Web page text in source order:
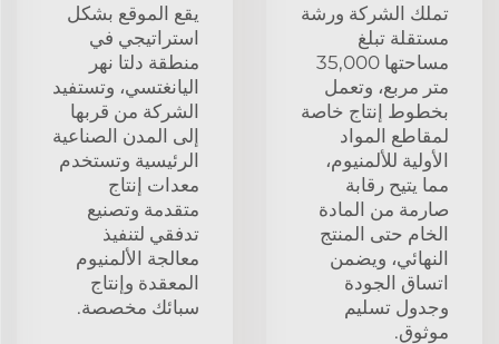
تملك الشركة ورشة
مستقلة تبلغ
مساحتها 35,000
متر مربع، وتعمل
بخطوط إنتاج خاصة
لمقاطع المواد
الأولية للألمنيوم،
مما يتيح رقابة
صارمة من المادة
الخام حتى المنتج
النهائي، ويضمن
اتساق الجودة
وجدول تسليم
موثوق.
يقع الموقع بشكل
استراتيجي في
منطقة دلتا نهر
اليانغتسي، وتستفيد
الشركة من قربها
إلى المدن الصناعية
الرئيسية وتستخدم
معدات إنتاج
متقدمة وتصنيع
تدفقي لتنفيذ
معالجة الألمنيوم
المعقدة وإنتاج
سبائك مخصصة.